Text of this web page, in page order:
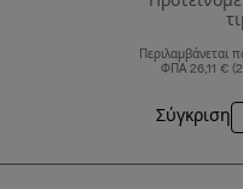
Περιλαμβάνεται
ΦΠΑ 26,11 €
Σύγκριση